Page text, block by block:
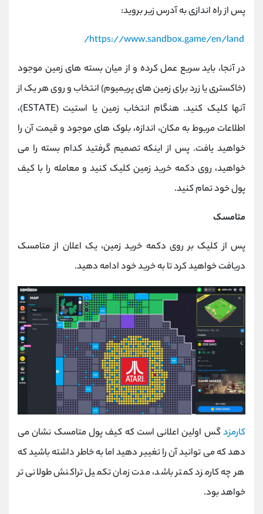
پس از راه اندازی به آدرس زیر بروید:
در آنجا، باید سریع عمل کرده و از میان بسته ‌های زمین موجود
(خاکستری یا زرد برای زمین های پریمیوم) انتخاب و روی هر یک از
آنها کلیک کنید. هنگام انتخاب زمین یا استیت (ESTATE)،
اطلاعات مربوط به مکان، اندازه، بلوک های موجود و قیمت آن را
خواهید یافت. پس از اینکه تصمیم گرفتید کدام بسته را می
خواهید، روی دکمه خرید زمین کلیک کنید و معامله را با کیف
پول خود تمام کنید.
متامسک
پس از کلیک بر روی دکمه خرید زمین، یک اعلان از متامسک
دریافت خواهید کرد تا به خرید خود ادامه دهید.
کارمزدگس اولین اعلانی است که کیف پول متامسک نشان می
دهد که می توانید آن را تغییر دهید اما به خاطر داشته باشید که
هر چه کارمزد کمتر باشد، مدت زمان تکمیل تراکنش طولانی تر
خواهد بود.